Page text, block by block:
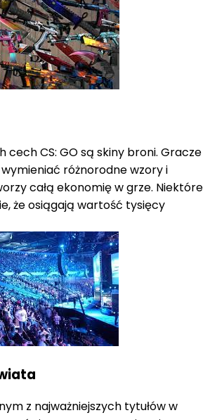
cech CS: GO są skiny broni. Gracze
różnorodne wzory i
całą ekonomię w grze. Niektóre
że osiągają wartość tysięcy
z najważniejszych tytułów w